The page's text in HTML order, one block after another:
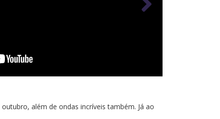
além de ondas incríveis também. Já ao